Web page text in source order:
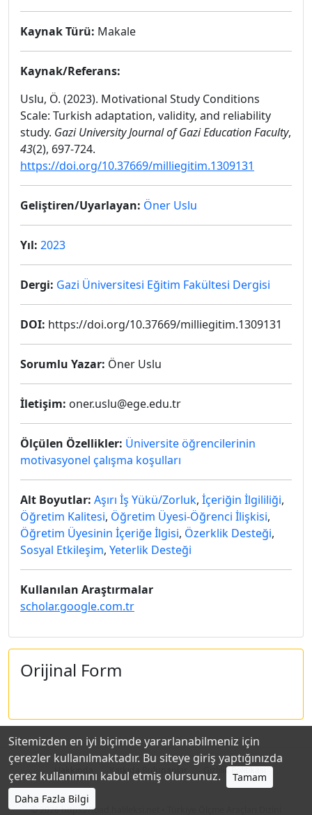
Kaynak Türü: Makale
Kaynak/Referans:
Uslu, Ö. (2023). Motivational Study Conditions
Scale: Turkish adaptation, validity, and reliability
study. Gazi University Journal of Gazi Education Faculty,
43(2), 697-724.
https://doi.org/10.37669/milliegitim.1309131
Geliştiren/Uyarlayan: Öner Uslu
Yıl: 2023
Dergi: Gazi Üniversitesi Eğitim Fakültesi Dergisi
DOI: https://doi.org/10.37669/milliegitim.1309131
Sorumlu Yazar: Öner Uslu
İletişim: oner.uslu@ege.edu.tr
Ölçülen Özellikler: Üniversite öğrencilerinin
motivasyonel çalışma koşulları
Alt Boyutlar: Aşırı İş Yükü/Zorluk, İçeriğin İlgililiği,
Öğretim Kalitesi, Öğretim Üyesi-Öğrenci İlişkisi,
Öğretim Üyesinin İçeriğe İlgisi, Özerklik Desteği,
Sosyal Etkileşim, Yeterlik Desteği
Kullanılan Araştırmalar
scholar.google.com.tr
Orijinal Form
Hakkında Katkıda Bulunanlar Gizlilik Politikası
© 2026https://toad.halileksi.net
Sitemizden en iyi biçimde yararlanabilmeniz için
çerezler kullanılmaktadır. Bu siteye giriş yaptığınızda
çerez kullanımını kabul etmiş olursunuz.
Tamam
Daha Fazla Bilgi